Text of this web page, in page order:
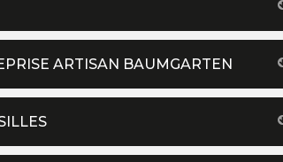
ARTISAN BAUMGARTEN